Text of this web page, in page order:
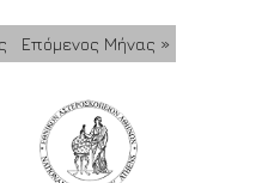
Επόμενος Μήνας »